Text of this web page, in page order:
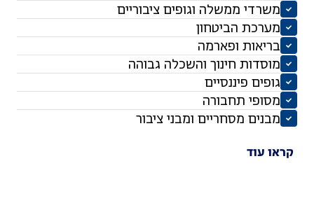
ממשלה וגופים ציבוריים
הביטחון
ופארמה
חינוך והשכלה גבוהה
פיננסיים
תחבורה
מסחריים ומבני ציבור
עוד